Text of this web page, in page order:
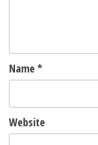
Name *
Website